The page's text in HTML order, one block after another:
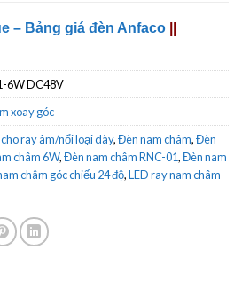
– Bảng giá đèn Anfaco
6W DC48V
xoay góc
ray âm/nổi loại dày,Đèn nam châm,Đèn
châm 6W,Đèn nam châm RNC-01,Đèn nam
châm góc chiếu 24 độ,LED ray nam châm